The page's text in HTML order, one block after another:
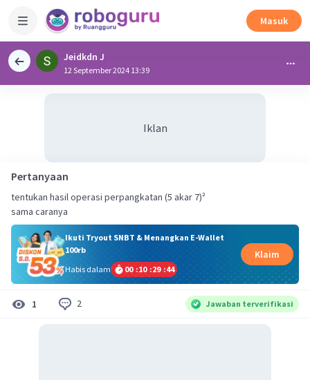
Masuk
Jeidkdn J
12 September 2024 13:39
Iklan
Pertanyaan
tentukan hasil operasi perpangkatan (5 akar 7)²
sama caranya
Ikuti Tryout SNBT & Menangkan E-Wallet
100rb
Habis dalam
00 :10 :29 :44
Klaim
1 2 Jawaban terverifikasi